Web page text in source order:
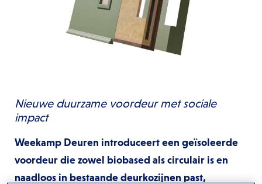
Nieuwe duurzame voordeur met sociale
impact
Weekamp Deuren introduceert een geïsoleerde
voordeur die zowel biobased als circulair is en
naadloos in bestaande deurkozijnen past,